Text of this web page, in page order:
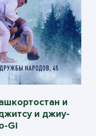
и
и джиу-
Gi